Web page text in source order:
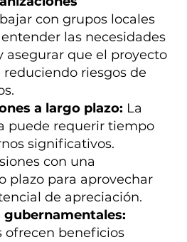
con grupos locales
las necesidades
asegurar que el proyecto
riesgos de
a largo plazo: La
puede requerir tiempo
significativos.
con una
plazo para aprovechar
de apreciación.
ofrecen beneficios